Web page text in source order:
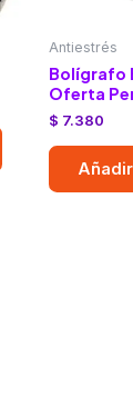
Antiestrés
Bolígrafo
Oferta
$ 7.380